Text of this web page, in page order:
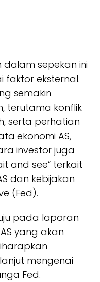
dalam sepekan ini
faktor eksternal.
semakin
terutama konflik
serta perhatian
ekonomi AS,
investor juga
and see” terkait
dan kebijakan
(Fed).
pada laporan
yang akan
mengenai
Fed.